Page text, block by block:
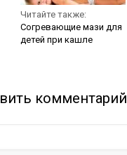
Читайте также:
Согревающие мази для
детей при кашле
комментарий